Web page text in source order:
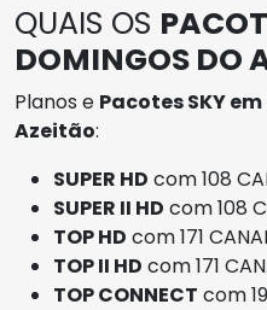
QUAIS OS
DOMINGOS DO
Planos e Pacotes SKY
Azeitão:
SUPER HD com 108
SUPER II HD com 108
TOP HD com 171
TOP II HD com 171
TOP CONNECT com